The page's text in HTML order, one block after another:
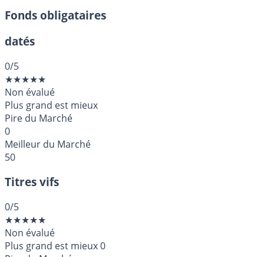
Fonds obligataires
datés
0/5
★★★★★
Non évalué
Plus grand est mieux
Pire du Marché
0
Meilleur du Marché
50
Titres vifs
0/5
★★★★★
Non évalué
Plus grand est mieux0